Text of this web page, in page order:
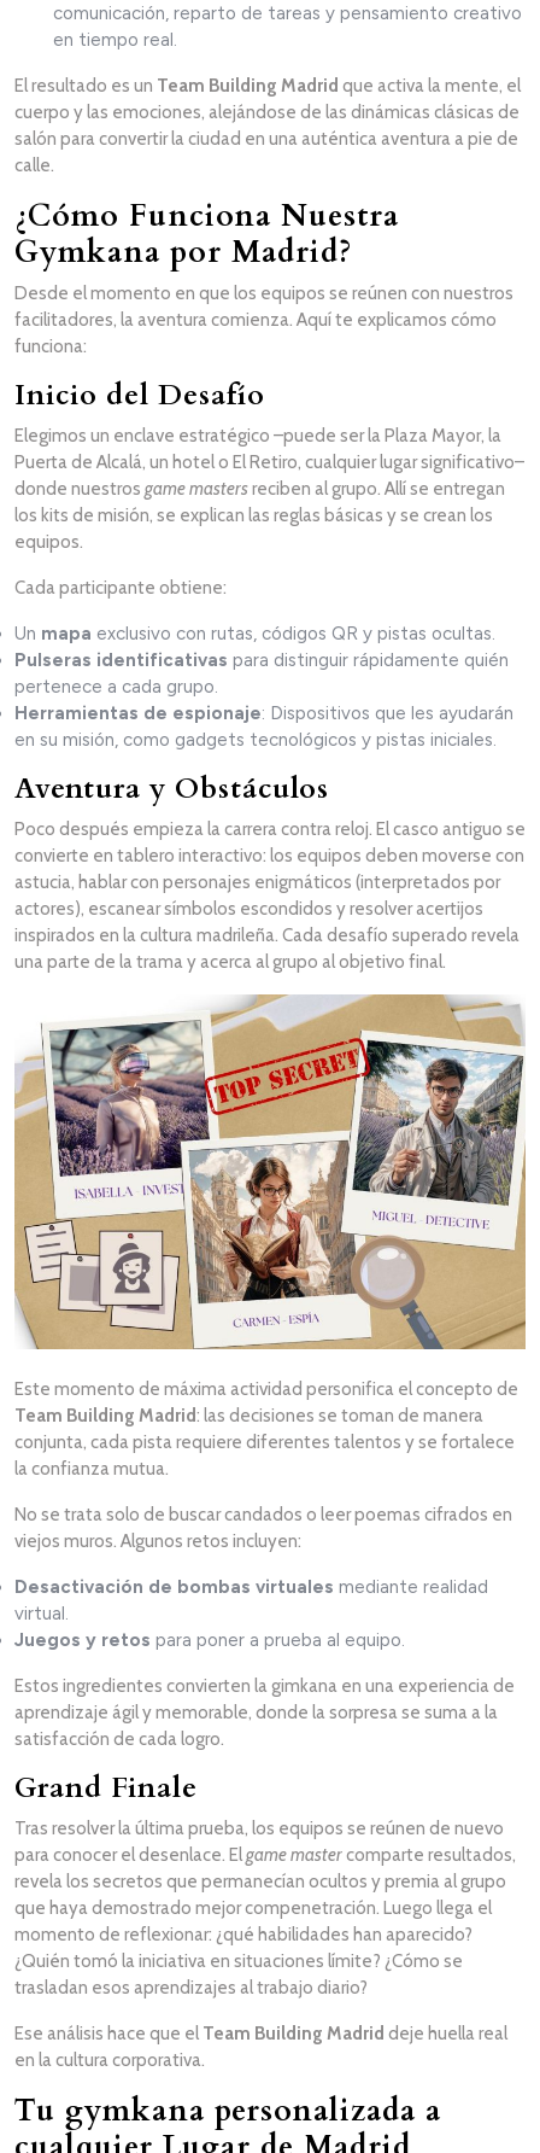
comunicación, reparto de tareas y pensamiento creativo
en tiempo real.
El resultado es un Team Building Madrid que activa la mente, el
cuerpo y las emociones, alejándose de las dinámicas clásicas de
salón para convertir la ciudad en una auténtica aventura a pie de
calle.
¿Cómo Funciona Nuestra
Gymkana por Madrid?
Desde el momento en que los equipos se reúnen con nuestros
facilitadores, la aventura comienza. Aquí te explicamos cómo
funciona:
Inicio del Desafío
Elegimos un enclave estratégico –puede ser la Plaza Mayor, la
Puerta de Alcalá, un hotel o El Retiro, cualquier lugar significativo–
donde nuestros game mastersreciben al grupo. Allí se entregan
los kits de misión, se explican las reglas básicas y se crean los
equipos.
Cada participante obtiene:
Un mapa exclusivo con rutas, códigos QR y pistas ocultas.
Pulseras identificativas para distinguir rápidamente quién
pertenece a cada grupo.
Herramientas de espionaje: Dispositivos que les ayudarán
en su misión, como gadgets tecnológicos y pistas iniciales.
Aventura y Obstáculos
Poco después empieza la carrera contra reloj. El casco antiguo se
convierte en tablero interactivo: los equipos deben moverse con
astucia, hablar con personajes enigmáticos (interpretados por
actores), escanear símbolos escondidos y resolver acertijos
inspirados en la cultura madrileña. Cada desafío superado revela
una parte de la trama y acerca al grupo al objetivo final.
Este momento de máxima actividad personifica el concepto de
Team Building Madrid: las decisiones se toman de manera
conjunta, cada pista requiere diferentes talentos y se fortalece
la confianza mutua.
No se trata solo de buscar candados o leer poemas cifrados en
viejos muros. Algunos retos incluyen:
Desactivación de bombas virtuales mediante realidad
virtual.
Juegos y retos para poner a prueba al equipo.
Estos ingredientes convierten la gimkana en una experiencia de
aprendizaje ágil y memorable, donde la sorpresa se suma a la
satisfacción de cada logro.
Grand Finale
Tras resolver la última prueba, los equipos se reúnen de nuevo
para conocer el desenlace. Elgame mastercomparte resultados,
revela los secretos que permanecían ocultos y premia al grupo
que haya demostrado mejor compenetración. Luego llega el
momento de reflexionar: ¿qué habilidades han aparecido?
¿Quién tomó la iniciativa en situaciones límite? ¿Cómo se
trasladan esos aprendizajes al trabajo diario?
Ese análisis hace que el Team Building Madrid deje huella real
en la cultura corporativa.
Tu gymkana personalizada a